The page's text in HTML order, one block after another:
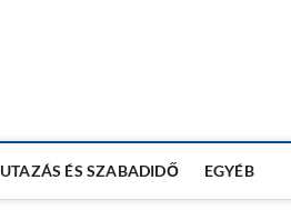
UTAZÁS ÉS SZABADIDŐ EGYÉB